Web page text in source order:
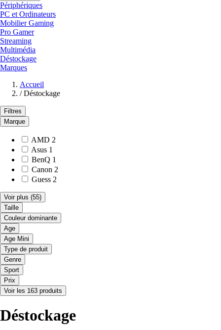
Périphériques
PC et Ordinateurs
Mobilier Gaming
Pro Gamer
Streaming
Multimédia
Déstockage
Marques
Accueil
/ Déstockage
Filtres
Marque
AMD 2
Asus 1
BenQ 1
Canon 2
Guess 2
Voir plus (55)
Taille
Couleur dominante
Age
Age Mini
Type de produit
Genre
Sport
Prix
Voir les 163 produits
Déstockage